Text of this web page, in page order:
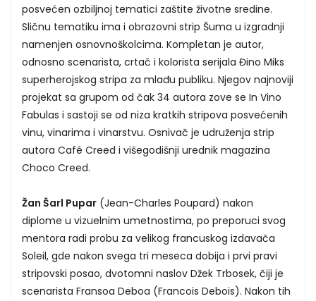
posvećen ozbiljnoj tematici zaštite životne sredine.
Sličnu tematiku ima i obrazovni strip Šuma u izgradnji
namenjen osnovnoškolcima. Kompletan je autor,
odnosno scenarista, crtač i kolorista serijala Đino Miks
superherojskog stripa za mlađu publiku. Njegov najnoviji
projekat sa grupom od čak 34 autora zove se In Vino
Fabulas i sastoji se od niza kratkih stripova posvećenih
vinu, vinarima i vinarstvu. Osnivač je udruženja strip
autora Café Creed i višegodišnji urednik magazina
Choco Creed.
Žan Šarl Pupar (Jean-Charles Poupard) nakon
diplome u vizuelnim umetnostima, po preporuci svog
mentora radi probu za velikog francuskog izdavača
Soleil, gde nakon svega tri meseca dobija i prvi pravi
stripovski posao, dvotomni naslov Džek Trbosek, čiji je
scenarista Fransoa Deboa (Francois Debois). Nakon tih